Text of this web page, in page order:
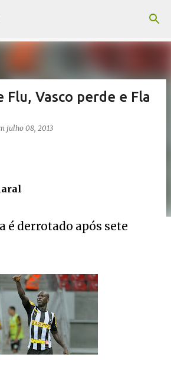
o conteúdo principal
Flu, Vasco perde e Fla
julho 08, 2013
é derrotado após sete